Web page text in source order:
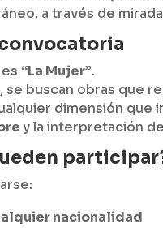
a través de
“La Mujer”.
se buscan obras que
dimensión que
y la interpretación
nacionalidad